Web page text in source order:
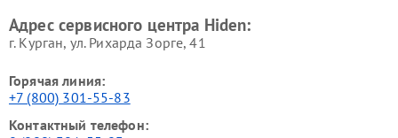
Адрес сервисного центра Hiden:
г. Курган, ул. Рихарда Зорге, 41
Горячая линия:
+7 (800) 301-55-83
Контактный телефон: